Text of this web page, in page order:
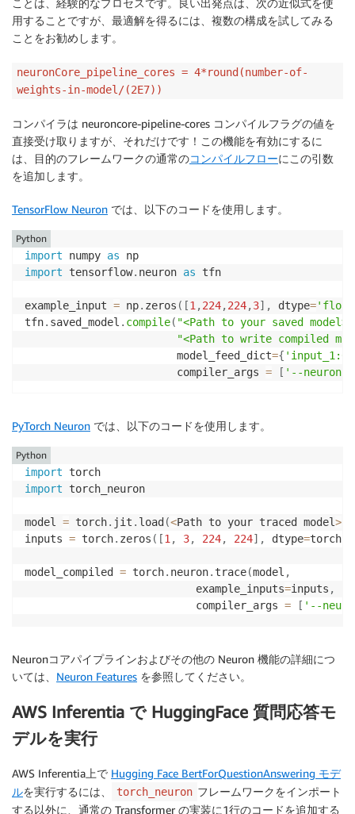
用することですが、最適解を得るには、複数の構成を試してみる
ことをお勧めします。
neuronCore_pipeline_cores = 4*round(number-of-
weights-in-model/(2E7))
コンパイラは neuroncore-pipeline-cores コンパイルフラグの値を
直接受け取りますが、それだけです！この機能を有効にするに
は、目的のフレームワークの通常のコンパイルフローにこの引数
を追加します。
TensorFlow Neuron では、以下のコードを使用します。
import numpy as
import tensorflow. neuron as tfn
example_input = np. zeros ( [1 ,224,224,3] , dtype=
tfn. saved_model . compile( "<Path to your saved model>"
"<Path to write compiled
                        model_feed_dict
={ 'input_1:0'
                        compiler_args
= [ '--
Python
PyTorch Neuron では、以下のコードを使用します。
import
import torch_neuron
model = torch. jit . load(<Path to your traced model>
inputs = torch. zeros ( [1 , 3, 224, 224] , dtype=torch
model_compiled = torch. neuron. trace(model ,
                           example_inputs
=inputs ,
                           compiler_args
= [ '--
Python
Neuronコアパイプラインおよびその他の Neuron 機能の詳細につ
いては、 Neuron Features を参照してください。
AWS Inferentia で HuggingFace 質問応答モ
デルを実行
AWS Inferentia上で Hugging Face BertForQuestionAnswering モデ
ルを実行するには、 torch_neuron フレームワークをインポート
する以外に、通常の Transformer の実装に1行のコードを追加する